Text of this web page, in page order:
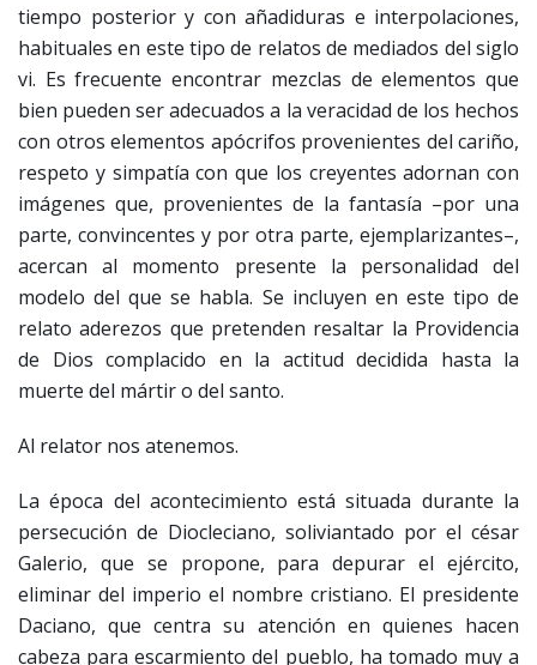
tiempo posterior y con añadiduras e interpolaciones,
habituales en este tipo de relatos de mediados del siglo
vi. Es frecuente encontrar mezclas de elementos que
bien pueden ser adecuados a la veracidad de los hechos
con otros elementos apócrifos provenientes del cariño,
respeto y simpatía con que los creyentes adornan con
imágenes que, provenientes de la fantasía –por una
parte, convincentes y por otra parte, ejemplarizantes–,
acercan al momento presente la personalidad del
modelo del que se habla. Se incluyen en este tipo de
relato aderezos que pretenden resaltar la Providencia
de Dios complacido en la actitud decidida hasta la
muerte del mártir o del santo.
Al relator nos atenemos.
La época del acontecimiento está situada durante la
persecución de Diocleciano, soliviantado por el césar
Galerio, que se propone, para depurar el ejército,
eliminar del imperio el nombre cristiano. El presidente
Daciano, que centra su atención en quienes hacen
cabeza para escarmiento del pueblo, ha tomado muy a